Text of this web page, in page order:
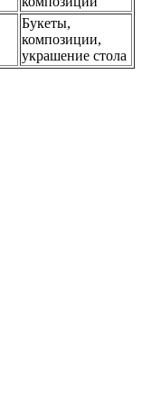
Букеты,
композиции,
украшение стола